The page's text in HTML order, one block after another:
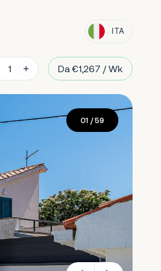
ITA
Da €1,267 / Wk
01 / 59